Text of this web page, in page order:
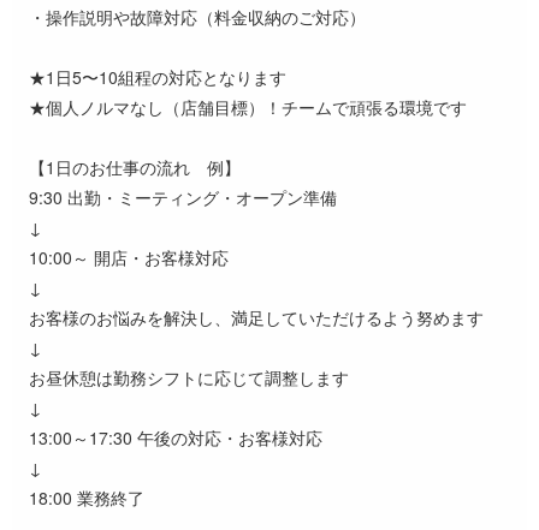
・操作説明や故障対応（料金収納のご対応）
★1日5〜10組程の対応となります
★個人ノルマなし（店舗目標）！チームで頑張る環境です
【1日のお仕事の流れ 例】
9:30 出勤・ミーティング・オープン準備
↓
10:00～ 開店・お客様対応
↓
お客様のお悩みを解決し、満足していただけるよう努めます
↓
お昼休憩は勤務シフトに応じて調整します
↓
13:00～17:30 午後の対応・お客様対応
↓
18:00 業務終了